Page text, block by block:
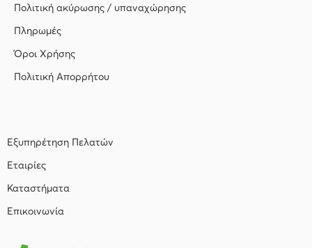
Πολιτική ακύρωσης / υπαναχώρησης
Πληρωμές
Όροι Χρήσης
Πολιτική Απορρήτου
Εξυπηρέτηση Πελατών
Εταιρίες
Καταστήματα
Επικοινωνία